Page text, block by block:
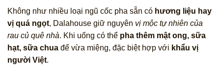
Không như nhiều loại ngũ cốc pha sẵn có hương liệu hay
vị quá ngọt, Dalahouse giữ nguyên vị mộc tự nhiên của
rau củ quê nhà. Khi uống có thể pha thêm mật ong, sữa
hạt, sữa chua để vừa miệng, đặc biệt hợp với khẩu vị
người Việt.